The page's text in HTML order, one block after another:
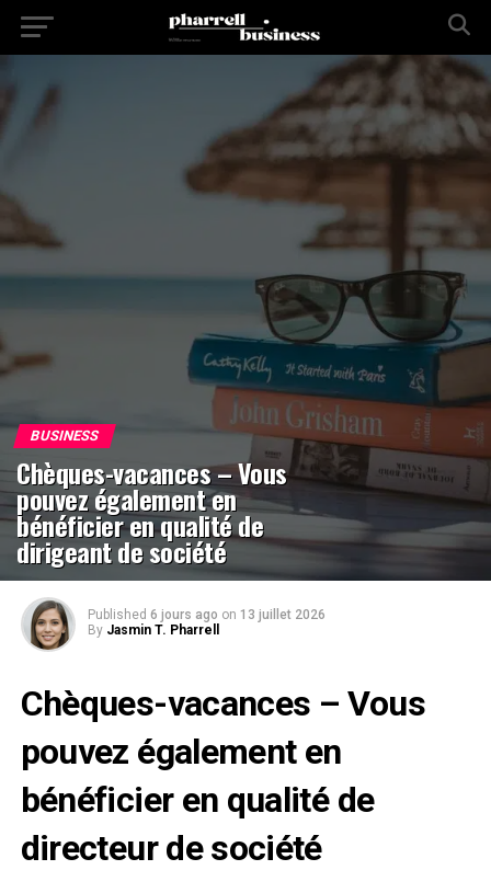
BUSINESS
Chèques-vacances – Vous
pouvez également en
bénéficier en qualité de
dirigeant de société
Published 6 jours ago on 13 juillet 2026
By Jasmin T. Pharrell
Chèques-vacances – Vous
pouvez également en
bénéficier en qualité de
directeur de société